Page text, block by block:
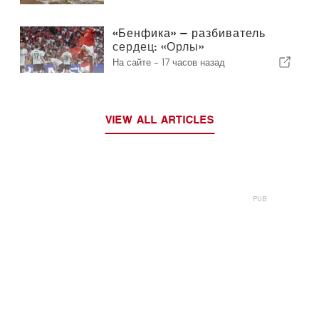
«Бенфика» — разбиватель
сердец: «Орлы»
отправляются в Эдинбург,
На сайте - 17 часов назад
VIEW ALL ARTICLES